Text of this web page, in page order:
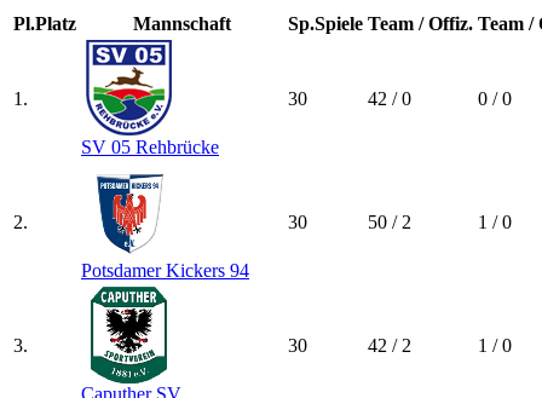
Pl.Platz Mannschaft Sp.Spiele Team / Offiz. Team /
1.
SV 05 Rehbrücke
30 42 / 0 0 / 0
2.
Potsdamer Kickers 94
30 50 / 2 1 / 0
3.
Caputher SV
30 42 / 2 1 / 0